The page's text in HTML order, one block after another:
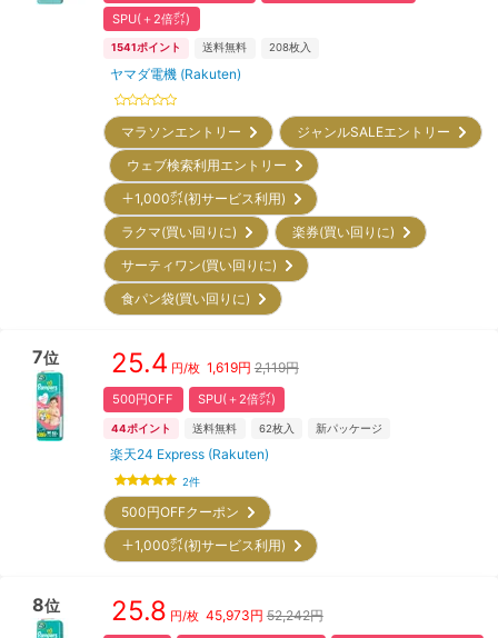
SPU(＋2倍㌽)
1541ポイント 送料無料 208枚入
ヤマダ電機 (Rakuten)
マラソンエントリー
ジャンルSALEエントリー
ウェブ検索利用エントリー
＋1,000㌽(初サービス利用)
ラクマ(買い回りに)
楽券(買い回りに)
サーティワン(買い回りに)
食パン袋(買い回りに)
7位 25.4 円/枚 1,619円 2,119円
500円OFF SPU(＋2倍㌽)
44ポイント 送料無料 62枚入 新パッケージ
楽天24 Express (Rakuten)
2件
500円OFFクーポン
＋1,000㌽(初サービス利用)
8位 25.8 円/枚 45,973円 52,242円